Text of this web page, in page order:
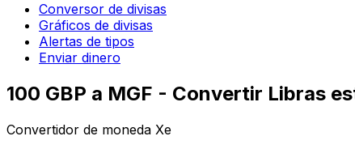
Conversor de divisas
Gráficos de divisas
Alertas de tipos
Enviar dinero
100 GBP a MGF - Convertir Libras
Convertidor de moneda Xe